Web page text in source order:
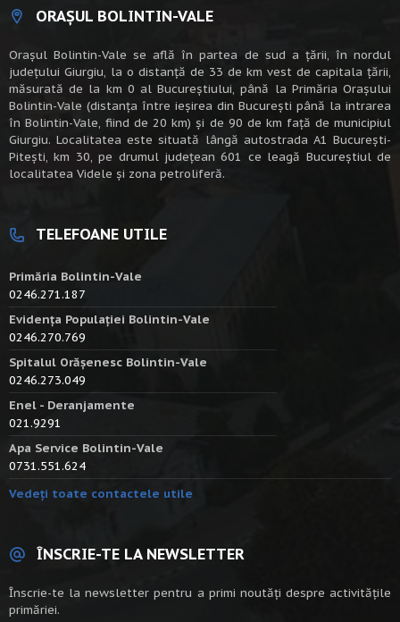
ORAȘUL BOLINTIN-VALE
Oraşul Bolintin-Vale se află în partea de sud a ţării, în nordul
judeţului Giurgiu, la o distanţă de 33 de km vest de capitala țării,
măsurată de la km 0 al Bucureștiului, până la Primăria Orașului
Bolintin-Vale (distanța între ieșirea din București până la intrarea
în Bolintin-Vale, fiind de 20 km) şi de 90 de km faţă de municipiul
Giurgiu. Localitatea este situată lângă autostrada A1 Bucureşti-
Piteşti, km 30, pe drumul judeţean 601 ce leagă Bucureştiul de
localitatea Videle şi zona petroliferă.
TELEFOANE UTILE
Primăria Bolintin-Vale
0246.271.187
Evidența Populației Bolintin-Vale
0246.270.769
Spitalul Orășenesc Bolintin-Vale
0246.273.049
Enel - Deranjamente
021.9291
Apa Service Bolintin-Vale
0731.551.624
Vedeți toate contactele utile
ÎNSCRIE-TE LA NEWSLETTER
Înscrie-te la newsletter pentru a primi noutăți despre activitățile
primăriei.